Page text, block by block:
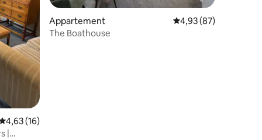
beoordeling van 4,63 uit 5, 16 recensies
4,63 (16)
|
Appartement Gemiddelde
4,93 (87)
The Boathouse